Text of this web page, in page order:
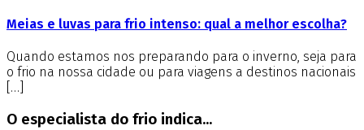
Meias e luvas para frio intenso: qual a melhor escolha?
Quando estamos nos preparando para o inverno, seja para
o frio na nossa cidade ou para viagens a destinos nacionais
[…]
O especialista do frio indica...